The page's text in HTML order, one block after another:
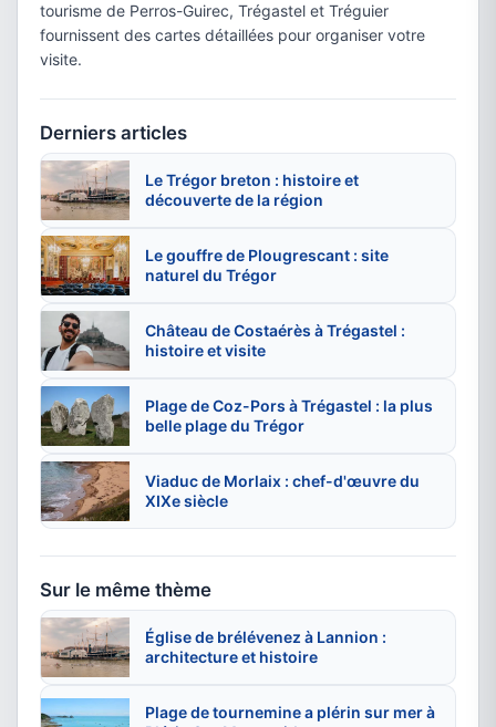
tourisme de Perros-Guirec, Trégastel et Tréguier
fournissent des cartes détaillées pour organiser votre
visite.
Derniers articles
Le Trégor breton : histoire et
découverte de la région
Le gouffre de Plougrescant : site
naturel du Trégor
Château de Costaérès à Trégastel :
histoire et visite
Plage de Coz-Pors à Trégastel : la plus
belle plage du Trégor
Viaduc de Morlaix : chef-d'œuvre du
XIXe siècle
Sur le même thème
Église de brélévenez à Lannion :
architecture et histoire
Plage de tournemine a plérin sur mer à